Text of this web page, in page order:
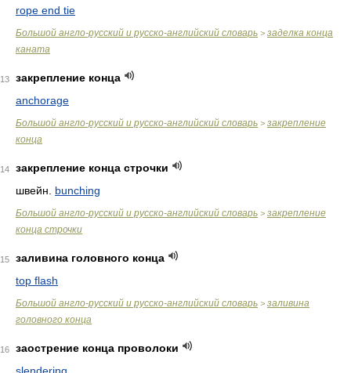
rope end tie
Большой англо-русский и русско-английский словарь > заделка конца
каната
13
закрепление конца
anchorage
Большой англо-русский и русско-английский словарь > закрепление
конца
14
закрепление конца строчки
швейн. bunching
Большой англо-русский и русско-английский словарь > закрепление
конца строчки
15
заливина головного конца
top flash
Большой англо-русский и русско-английский словарь > заливина
головного конца
16
заострение конца проволоки